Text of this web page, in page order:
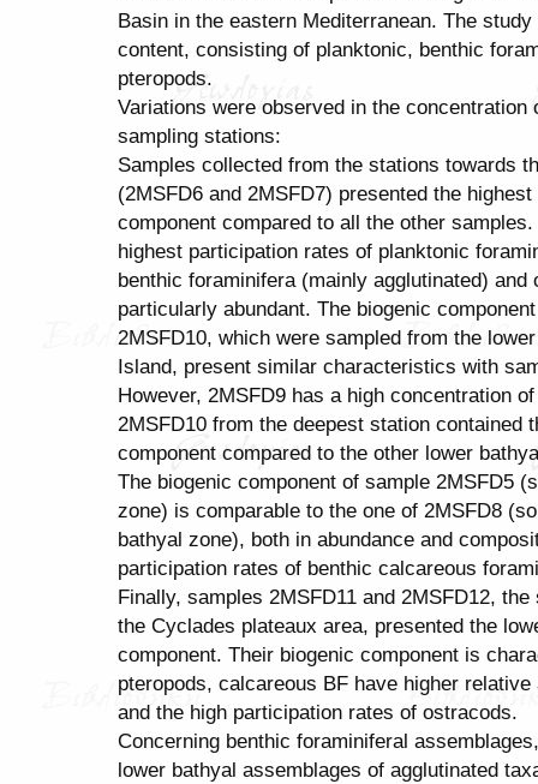
Basin in the eastern Mediterranean. The
content, consisting of planktonic, benthic
pteropods.
Variations were observed in the
sampling stations:
Samples collected from the stations towards
(2MSFD6 and 2MSFD7) presented the
component compared to all the other
highest participation rates of planktonic
benthic foraminifera (mainly agglutinated)
particularly abundant. The biogenic
2MSFD10, which were sampled from the
Island, present similar characteristics with
However, 2MSFD9 has a high concentration
2MSFD10 from the deepest station contained
component compared to the other lower
The biogenic component of sample 2MSFD5
zone) is comparable to the one of 2MSFD8
bathyal zone), both in abundance and
participation rates of benthic calcareous
Finally, samples 2MSFD11 and 2MSFD12,
the Cyclades plateaux area, presented the
component. Their biogenic component is
pteropods, calcareous BF have higher
and the high participation rates of ostracods.
Concerning benthic foraminiferal
lower bathyal assemblages of agglutinated